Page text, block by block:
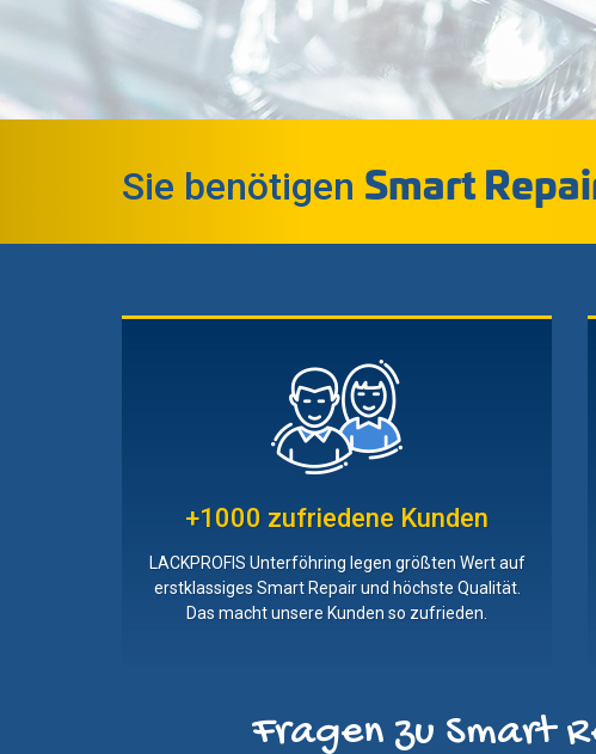
Sie benötigen Smart
+1000 zufriedene Kunden
LACKPROFIS Unterföhring legen größten Wert auf
erstklassiges Smart Repair und höchste Qualität.
Das macht unsere Kunden so zufrieden.
Fragen zu Smart